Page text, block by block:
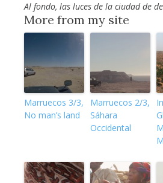
Al fondo, las luces de la ciudad de
More from my site
Marruecos 3/3,
No man’s land
Marruecos 2/3,
Sáhara
Occidental